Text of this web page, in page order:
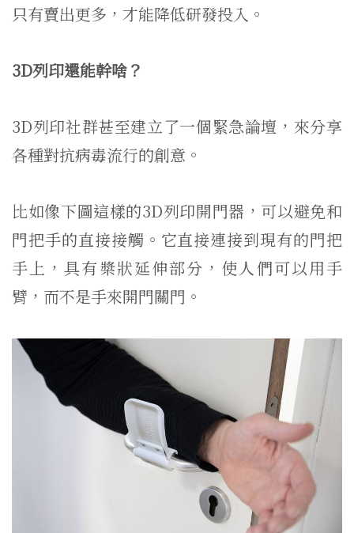
只有賣出更多，才能降低研發投入。
3D列印還能幹啥？
3D列印社群甚至建立了一個緊急論壇，來分享
各種對抗病毒流行的創意。
比如像下圖這樣的3D列印開門器，可以避免和
門把手的直接接觸。它直接連接到現有的門把
手上，具有槳狀延伸部分，使人們可以用手
臂，而不是手來開門關門。